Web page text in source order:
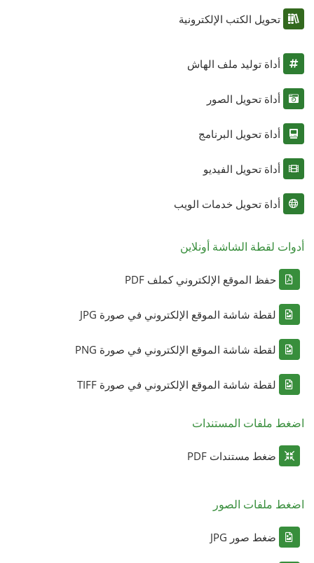
تحويل الكتب الإلكترونية
أداة توليد ملف الهاش
أداة تحويل الصور
أداة تحويل البرنامج
أداة تحويل الفيديو
أداة تحويل خدمات الويب
أدوات لقطة الشاشة أونلاين
حفظ الموقع الإلكتروني كملف PDF
لقطة شاشة الموقع الإلكتروني في صورة JPG
لقطة شاشة الموقع الإلكتروني في صورة PNG
لقطة شاشة الموقع الإلكتروني في صورة TIFF
اضغط ملفات المستندات
ضغط مستندات PDF
اضغط ملفات الصور
ضغط صور JPG